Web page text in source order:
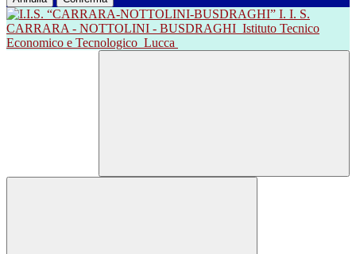
I. I. S.
CARRARA - NOTTOLINI - BUSDRAGHI Istituto Tecnico
Economico e Tecnologico Lucca